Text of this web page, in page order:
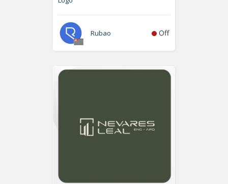
Rubao Off